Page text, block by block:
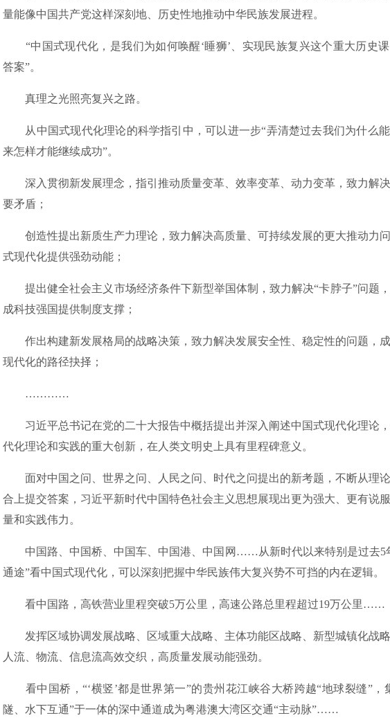
量能像中国共产党这样深刻地、历史性地推动中华民族发展进程。
“中国式现代化，是我们为如何唤醒‘睡狮’、实现民族复兴这个重大历史
答案”。
真理之光照亮复兴之路。
从中国式现代化理论的科学指引中，可以进一步“弄清楚过去我们为什么
来怎样才能继续成功”。
深入贯彻新发展理念，指引推动质量变革、效率变革、动力变革，致力解
要矛盾；
创造性提出新质生产力理论，致力解决高质量、可持续发展的更大推动力问
式现代化提供强劲动能；
提出健全社会主义市场经济条件下新型举国体制，致力解决“卡脖子”问题，
成科技强国提供制度支撑；
作出构建新发展格局的战略决策，致力解决发展安全性、稳定性的问题，
现代化的路径抉择；
…………
习近平总书记在党的二十大报告中概括提出并深入阐述中国式现代化理论
代化理论和实践的重大创新，在人类文明史上具有里程碑意义。
面对中国之问、世界之问、人民之问、时代之问提出的新考题，不断从理
合上提交答案，习近平新时代中国特色社会主义思想展现出更为强大、更有说
量和实践伟力。
中国路、中国桥、中国车、中国港、中国网……从新时代以来特别是过去5
通途”看中国式现代化，可以深刻把握中华民族伟大复兴势不可挡的内在逻辑。
看中国路，高铁营业里程突破5万公里，高速公路总里程超过19万公里……
发挥区域协调发展战略、区域重大战略、主体功能区战略、新型城镇化战略
人流、物流、信息流高效交织，高质量发展动能强劲。
看中国桥，“‘横竖’都是世界第一”的贵州花江峡谷大桥跨越“地球裂缝”，
隧、水下互通”于一体的深中通道成为粤港澳大湾区交通“主动脉”……